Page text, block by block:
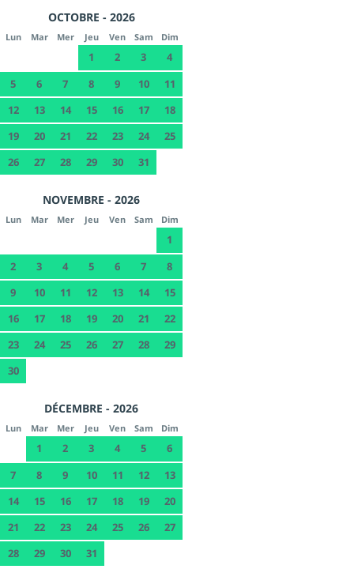
OCTOBRE - 2026
Lun Mar Mer Jeu Ven Sam Dim
1 2 3
4
5
6 7 8 9 10
11
12
13 14 15 16 17
18
19
20 21 22 23 24
25
26
27 28 29 30 31
NOVEMBRE - 2026
Lun Mar Mer Jeu Ven Sam Dim
1
2
3 4 5 6 7
8
9
10 11 12 13 14
15
16
17 18 19 20 21
22
23
24 25 26 27 28
29
30
DÉCEMBRE - 2026
Lun Mar Mer Jeu Ven Sam Dim
1 2 3 4 5
6
7
8 9 10 11 12
13
14
15 16 17 18 19
20
21
22 23 24 25 26
27
28
29 30 31